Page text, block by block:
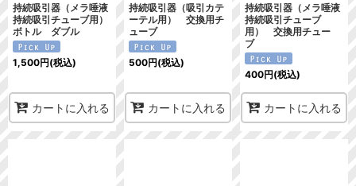
持続吸引器（メラ唾液
持続吸引チューブ用）
ボトル ダブル
1,500円(税込)
カートに入れる
持続吸引器（吸引カテ
ーテル用） 交換用チ
ューブ
500円(税込)
カートに入れる
持続吸引器（メラ唾液
持続吸引チューブ
用） 交換用チュー
ブ
400円(税込)
カートに入れる